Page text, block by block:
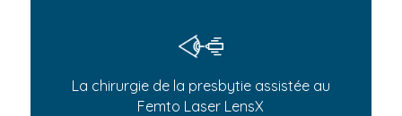
La chirurgie de la presbytie assistée au
Femto Laser LensX